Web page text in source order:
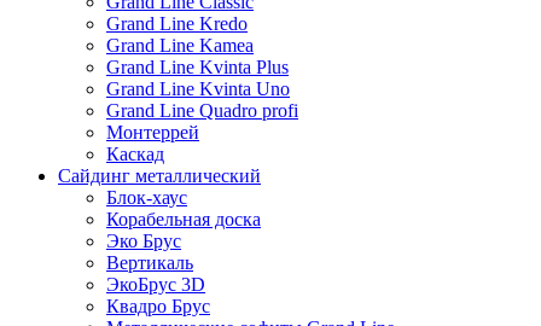
Grand Line Kredo
Grand Line Kamea
Grand Line Kvinta Plus
Grand Line Kvinta Uno
Grand Line Quadro profi
Монтеррей
Каскад
Сайдинг металлический
Блок-хаус
Корабельная доска
Эко Брус
Вертикаль
ЭкоБрус 3D
Квадро Брус